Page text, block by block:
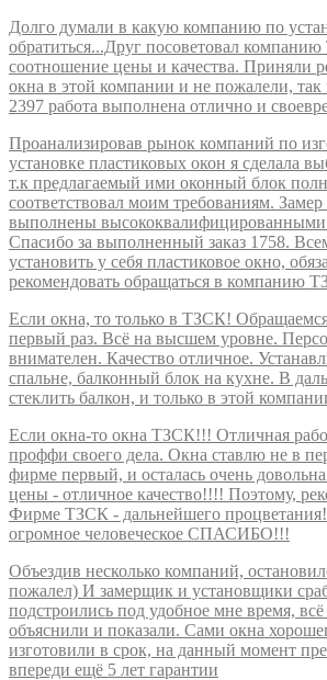
Долго думали в какую компанию по
обратиться...Друг посоветовал
соотношение цены и качества. Приняли
окна в этой компании и не пожалели, так
2397 работа выполнена отлично и
Проанализировав рынок компаний по
установке пластиковых окон я сделала
т.к предлагаемый ими оконный блок
соответствовал моим требованиям.
выполнены высококвалифицированными
Спасибо за выполненный заказ 1758.
установить у себя пластиковое окно,
рекомендовать обращаться в компанию
Если окна, то только в ТЗСК!
первый раз. Всё на высшем уровне.
внимателен. Качество отличное.
спальне, балконный блок на кухне. В
стеклить балкон, и только в этой
Если окна-то окна ТЗСК!!! Отличная
проффи своего дела. Окна ставлю не в
фирме первый, и осталась очень
цены - отличное качество!!!! Поэтому,
Фирме ТЗСК - дальнейшего
огромное человеческое СПАСИБО!!!
Объездив несколько компаний,
пожалел) И замерщик и установщики
подстроились под удобное мне время,
объяснили и показали. Сами окна
изготовили в срок, на данный момент
впереди ещё 5 лет гарантии